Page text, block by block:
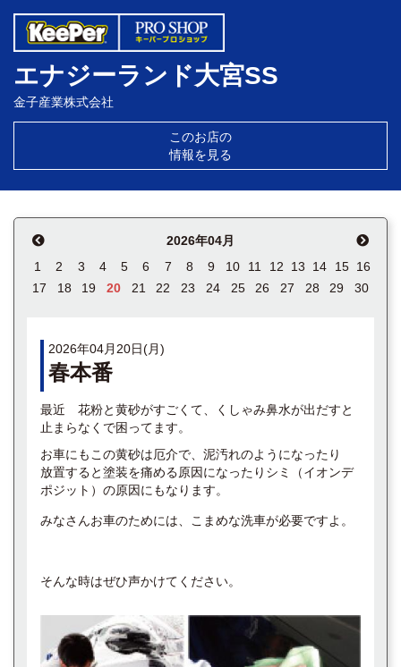
エナジーランド大宮SS
金子産業株式会社
このお店の
情報を見る
2026年04月
1
2 3 4 5 6 7 8 9 10 11 12 13 14 15 16
17
18 19 20 21 22 23 24 25 26 27 28 29 30
2026年04月20日(月)
春本番
最近 花粉と黄砂がすごくて、くしゃみ鼻水が出だすと
止まらなくで困ってます。
お車にもこの黄砂は厄介で、泥汚れのようになったり
放置すると塗装を痛める原因になったりシミ（イオンデ
ポジット）の原因にもなります。
みなさんお車のためには、こまめな洗車が必要ですよ。
そんな時はぜひ声かけてください。